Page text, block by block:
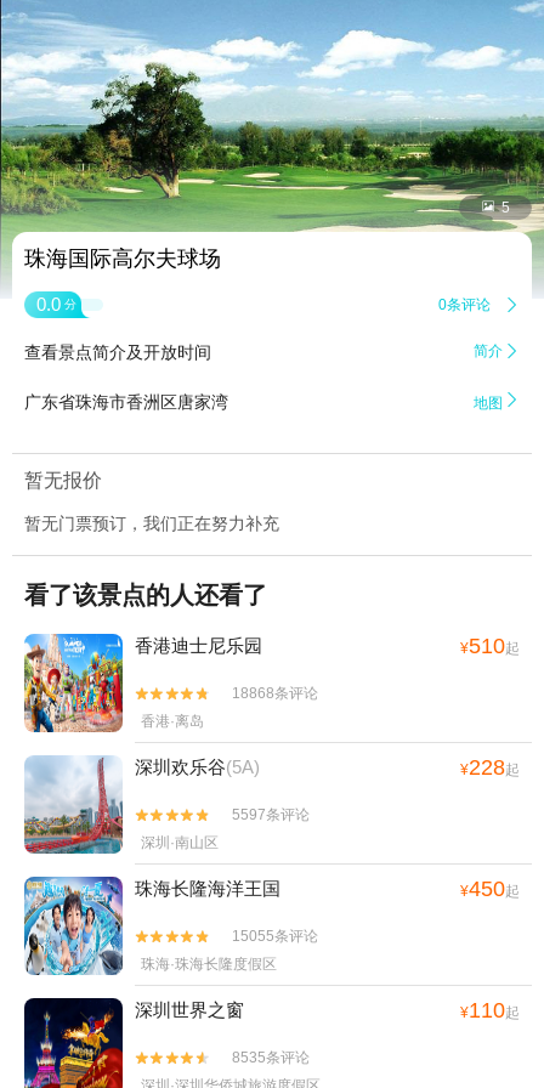
 5
珠海国际高尔夫球场
0.0 分 0条评论 
查看景点简介及开放时间 简介 
广东省珠海市香洲区唐家湾 地图 
暂无报价
暂无门票预订，我们正在努力补充
看了该景点的人还看了
香港迪士尼乐园 ¥510起


18868条评论
香港·离岛
深圳欢乐谷(5A) ¥228起


5597条评论
深圳·南山区
珠海长隆海洋王国 ¥450起


15055条评论
珠海·珠海长隆度假区
深圳世界之窗 ¥110起


8535条评论
